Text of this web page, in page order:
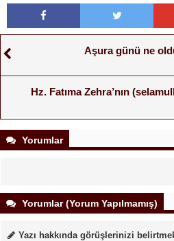
Aşura günü ne
Hz. Fatıma Zehra’nın
Yorumlar
Yorumlar (Yorum Yapılmamış)
Yazı hakkında görüşlerinizi